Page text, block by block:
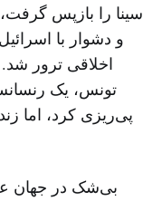
سینا را بازپس
و دشوار با
اخلاقی ترور
تونس، یک
پی‌ریزی کرد، اما
بی‌شک در جهان